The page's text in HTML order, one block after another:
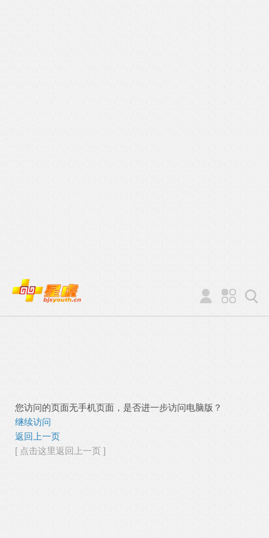
您访问的页面无手机页面，是否进一步访问电脑版？
继续访问
返回上一页
[ 点击这里返回上一页 ]